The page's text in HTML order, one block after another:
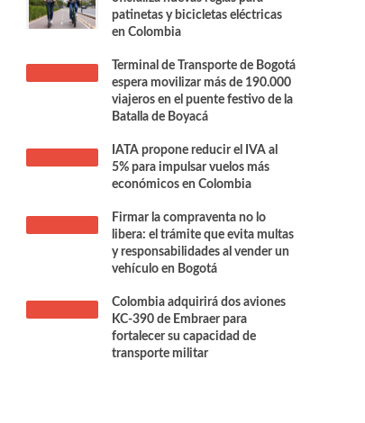
patinetas y bicicletas eléctricas
en Colombia
Terminal de Transporte de Bogotá
espera movilizar más de 190.000
viajeros en el puente festivo de la
Batalla de Boyacá
IATA propone reducir el IVA al
5% para impulsar vuelos más
económicos en Colombia
Firmar la compraventa no lo
libera: el trámite que evita multas
y responsabilidades al vender un
vehículo en Bogotá
Colombia adquirirá dos aviones
KC-390 de Embraer para
fortalecer su capacidad de
transporte militar